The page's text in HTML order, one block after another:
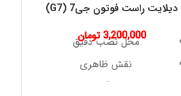
دیلایت راست فوتون جی7 (G7)
3,200,000 تومان
محل نصب دقیق
نقش ظاهری
در معرض آسیب بودن